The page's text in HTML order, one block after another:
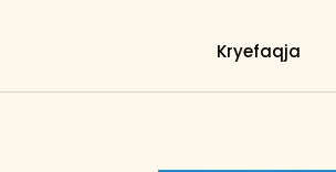
Kryefaqja